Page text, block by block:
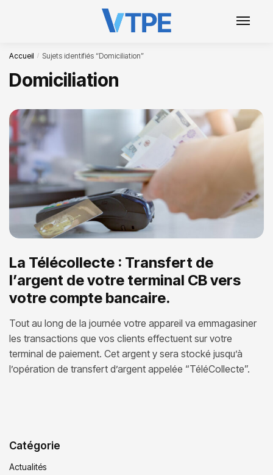
Accueil / Sujets identifiés “Domiciliation”
Domiciliation
La Télécollecte : Transfert de
l’argent de votre terminal CB vers
votre compte bancaire.
Tout au long de la journée votre appareil va emmagasiner
les transactions que vos clients effectuent sur votre
terminal de paiement. Cet argent y sera stocké jusqu’à
l’opération de transfert d’argent appelée “TéléCollecte”.
Catégorie
Actualités